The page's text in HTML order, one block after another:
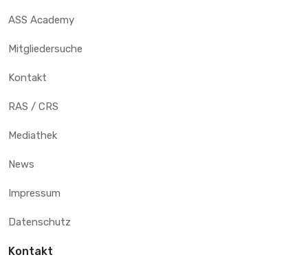
ASS Academy
Mitgliedersuche
Kontakt
RAS / CRS
Mediathek
News
Impressum
Datenschutz
Kontakt